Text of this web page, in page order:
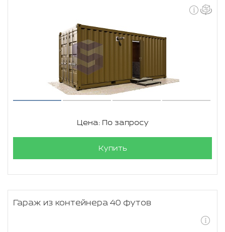
Цена: По запросу
Купить
Гараж из контейнера 40 футов